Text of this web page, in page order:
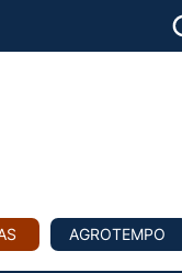
AGROVIAGENS
AGROTEMPO